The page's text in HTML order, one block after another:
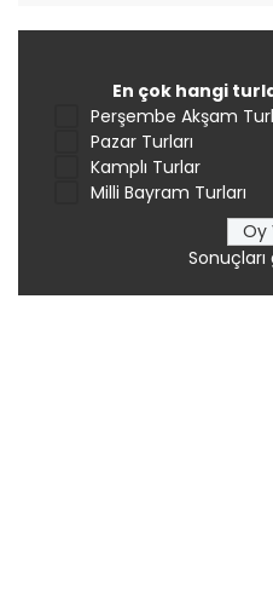
En çok hangi
Perşembe Akşam
Pazar Turları
Kamplı Turlar
Milli Bayram Turları